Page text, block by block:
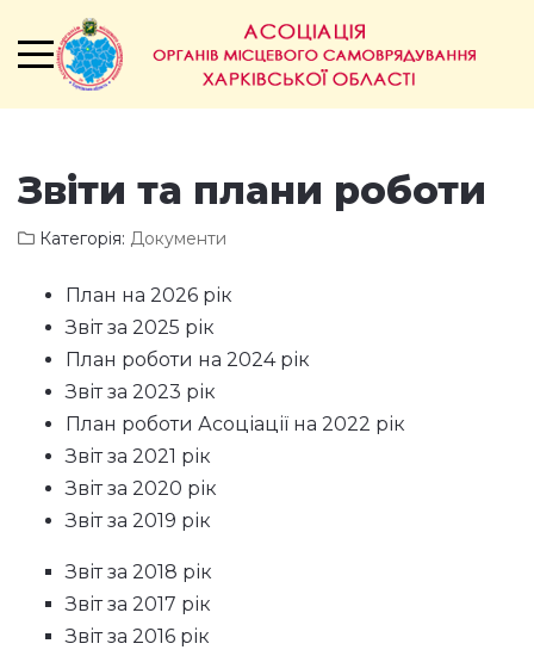
Звіти та плани роботи
Категорія: Документи
План на 2026 рік
Звіт за 2025 рік
План роботи на 2024 рік
Звіт за 2023 рік
План роботи Асоціації на 2022 рік
Звіт за 2021 рік
Звіт за 2020 рік
Звіт за 2019 рік
Звіт за 2018 рік
Звіт за 2017 рік
Звіт за 2016 рік